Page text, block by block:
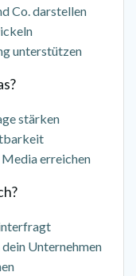
Co. darstellen
unterstützen
stärken
erreichen
Unternehmen